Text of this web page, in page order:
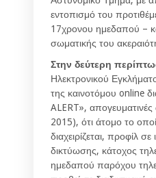
εντοπισμό του
17χρονου ημεδαπού –
σωματικής του
Στην δεύτερη
Ηλεκτρονικού
της καινοτόμου online
ALERT»,
2015), ότι άτομο το
διαχειρίζεται, προφίλ
δικτύωσης, κάτοχος
ημεδαπού παρόχου